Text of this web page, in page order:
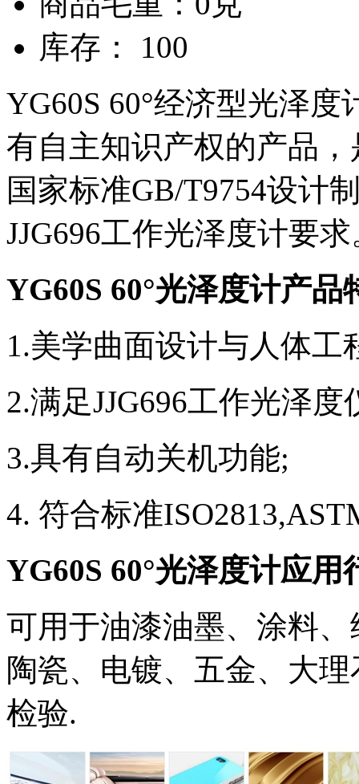
库存： 100
YG60S 60°经济型光泽
有自主知识产权的产品
国家标准GB/T9754设计
JJG696工作光泽度计要求
YG60S 60°光泽度计产
1.美学曲面设计与人体工
2.满足JJG696工作光泽度
3.具有自动关机功能;
4. 符合标准
YG60S 60°光泽度计应用
可用于油漆油墨、涂料
陶瓷、电镀、五金、大
检验.